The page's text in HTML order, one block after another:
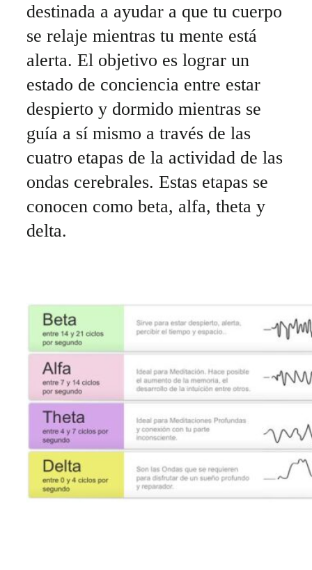
destinada a ayudar a que tu cuerpo
se relaje mientras tu mente está
alerta. El objetivo es lograr un
estado de conciencia entre estar
despierto y dormido mientras se
guía a sí mismo a través de las
cuatro etapas de la actividad de las
ondas cerebrales. Estas etapas se
conocen como beta, alfa, theta y
delta.